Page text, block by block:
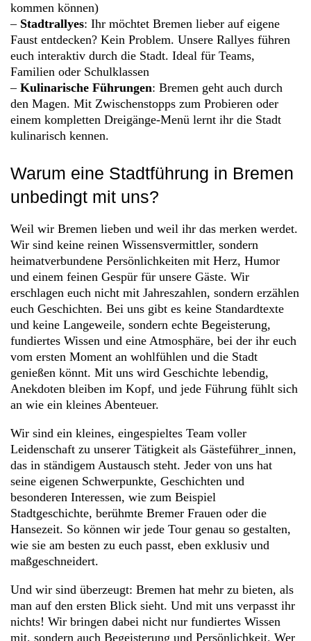
kommen können)
– Stadtrallyes: Ihr möchtet Bremen lieber auf eigene
Faust entdecken? Kein Problem. Unsere Rallyes führen
euch interaktiv durch die Stadt. Ideal für Teams,
Familien oder Schulklassen
– Kulinarische Führungen: Bremen geht auch durch
den Magen. Mit Zwischenstopps zum Probieren oder
einem kompletten Dreigänge-Menü lernt ihr die Stadt
kulinarisch kennen.
Warum eine Stadtführung in Bremen
unbedingt mit uns?
Weil wir Bremen lieben und weil ihr das merken werdet.
Wir sind keine reinen Wissensvermittler, sondern
heimatverbundene Persönlichkeiten mit Herz, Humor
und einem feinen Gespür für unsere Gäste. Wir
erschlagen euch nicht mit Jahreszahlen, sondern erzählen
euch Geschichten. Bei uns gibt es keine Standardtexte
und keine Langeweile, sondern echte Begeisterung,
fundiertes Wissen und eine Atmosphäre, bei der ihr euch
vom ersten Moment an wohlfühlen und die Stadt
genießen könnt. Mit uns wird Geschichte lebendig,
Anekdoten bleiben im Kopf, und jede Führung fühlt sich
an wie ein kleines Abenteuer.
Wir sind ein kleines, eingespieltes Team voller
Leidenschaft zu unserer Tätigkeit als Gästeführer_innen,
das in ständigem Austausch steht. Jeder von uns hat
seine eigenen Schwerpunkte, Geschichten und
besonderen Interessen, wie zum Beispiel
Stadtgeschichte, berühmte Bremer Frauen oder die
Hansezeit. So können wir jede Tour genau so gestalten,
wie sie am besten zu euch passt, eben exklusiv und
maßgeschneidert.
Und wir sind überzeugt: Bremen hat mehr zu bieten, als
man auf den ersten Blick sieht. Und mit uns verpasst ihr
nichts! Wir bringen dabei nicht nur fundiertes Wissen
mit, sondern auch Begeisterung und Persönlichkeit. Wer